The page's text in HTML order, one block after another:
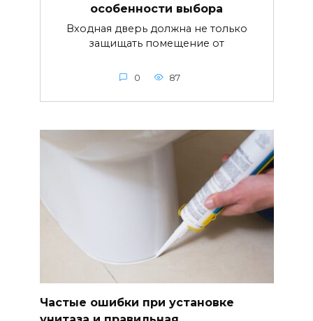
особенности выбора
Входная дверь должна не только
защищать помещение от
0 87
Частые ошибки при установке